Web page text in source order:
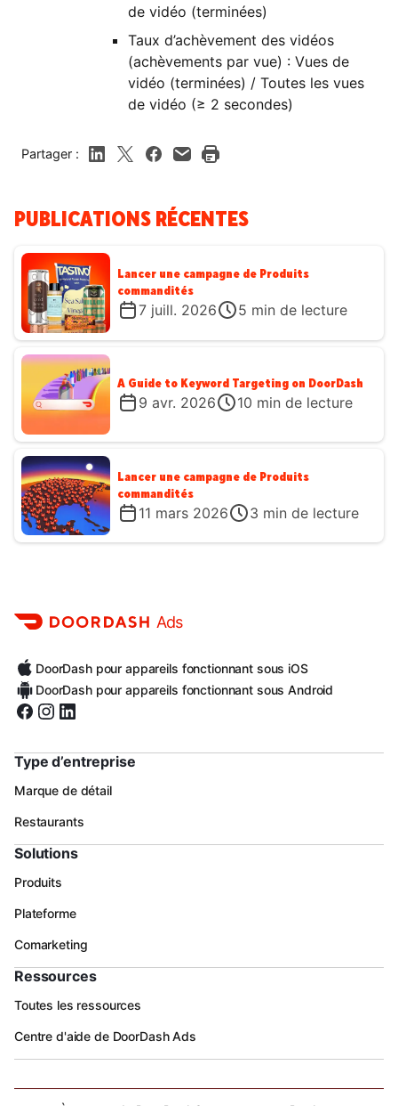
de vidéo (terminées)
Taux d’achèvement des vidéos
(achèvements par vue) : Vues de
vidéo (terminées) / Toutes les vues
de vidéo (≥ 2 secondes)
Partager :
PUBLICATIONS RÉCENTES
Lancer une campagne de Produits
commandités
7 juill. 2026 5 min de lecture
A Guide to Keyword Targeting on DoorDash
9 avr. 2026 10 min de lecture
Lancer une campagne de Produits
commandités
11 mars 2026 3 min de lecture
Ads
DoorDash pour appareils fonctionnant sous iOS
DoorDash pour appareils fonctionnant sous Android
Type d’entreprise
Marque de détail
Restaurants
Solutions
Produits
Plateforme
Comarketing
Ressources
Toutes les ressources
Centre d'aide de DoorDash Ads